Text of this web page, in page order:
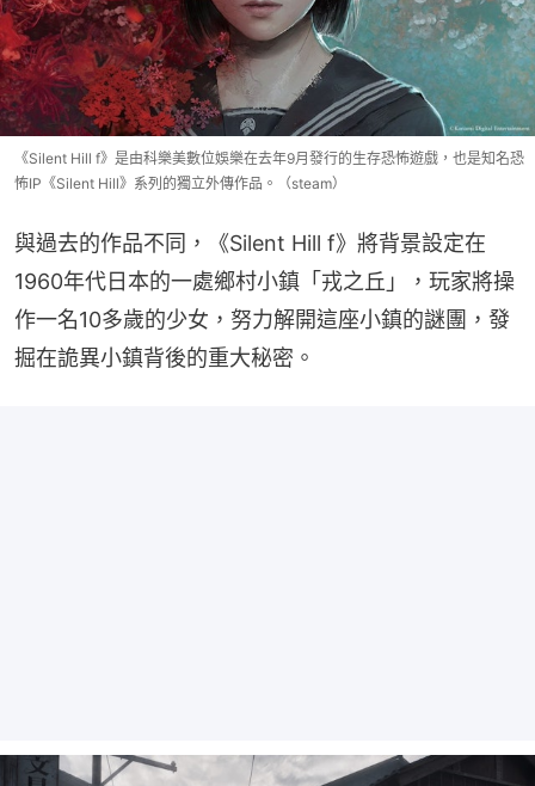
《Silent Hill f》是由科樂美數位娛樂在去年9月發行的生存恐怖遊戲，也是知名恐
怖IP《Silent Hill》系列的獨立外傳作品。（steam）
與過去的作品不同，《Silent Hill f》將背景設定在
1960年代日本的一處鄉村小鎮「戎之丘」，玩家將操
作一名10多歲的少女，努力解開這座小鎮的謎團，發
掘在詭異小鎮背後的重大秘密。